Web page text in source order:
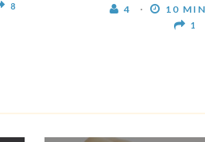
8 4 10
1